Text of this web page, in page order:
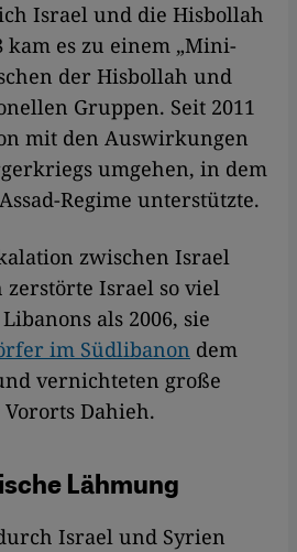
Israel und die Hisbollah
kam es zu einem „Mini-
der Hisbollah und
Gruppen. Seit 2011
mit den Auswirkungen
umgehen, in dem
Regime unterstützte.
zwischen Israel
Israel so viel
als 2006, sie
im Südlibanon dem
vernichteten große
Dahieh.
Lähmung
Israel und Syrien